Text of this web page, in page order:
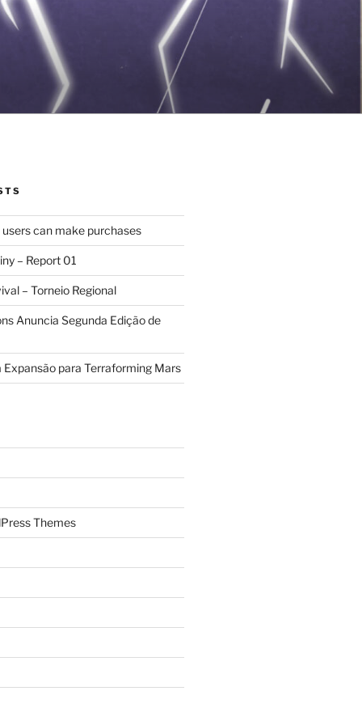
can make purchases
– Report 01
– Torneio Regional
Anuncia Segunda Edição de
Expansão para Terraforming Mars
Themes